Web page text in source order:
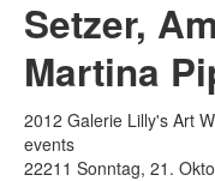
Setzer,
Martina
2012 Galerie Lilly's Art
events
22211 Sonntag, 21.